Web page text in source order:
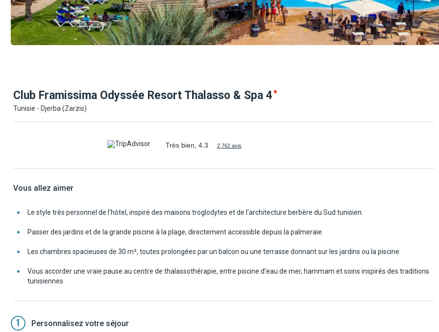
Club Framissima Odyssée Resort Thalasso & Spa 4
Tunisie - Djerba (Zarzis)
Très bien, 4.3 2,762 avis
Vous allez aimer
Le style très personnel de l'hôtel, inspiré des maisons troglodytes et de l'architecture berbère du Sud tunisien.
Passer des jardins et de la grande piscine à la plage, directement accessible depuis la palmeraie.
Les chambres spacieuses de 30 m², toutes prolongées par un balcon ou une terrasse donnant sur les jardins ou la piscine.
Vous accorder une vraie pause au centre de thalassothérapie, entre piscine d'eau de mer, hammam et soins inspirés des traditions
tunisiennes.
1 Personnalisez votre séjour